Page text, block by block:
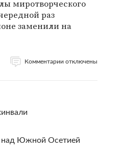
миротворческого
раз
заменили на
Комментарии отключены
над Южной Осетией